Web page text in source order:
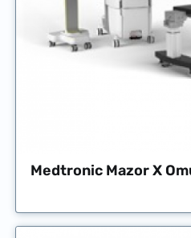
Medtronic Mazor X